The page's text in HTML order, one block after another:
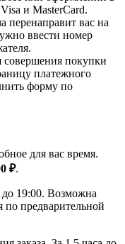
и MasterCard.
перенаправит вас на
ввести номер
покупки
платежного
форму по
для вас время.
₽.
19:00. Возможна
по предварительной